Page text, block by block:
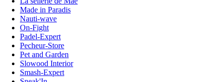
Made in Paradis
Nauti-wave
On-Fight
Padel-Expert
Pecheur-Store
Pet and Garden
Slowood Interior
Smash-Expert